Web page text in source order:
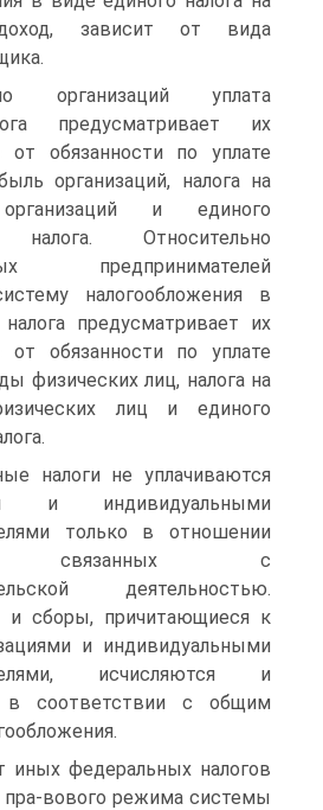
зависит от вида
организаций уплата
предусматривает их
от обязанности по уплате
организаций, налога на
и единого
налога. Относительно
предпринимателей
налогообложения в
предусматривает их
от обязанности по уплате
физических лиц, налога на
лиц и единого
налоги не уплачиваются
и индивидуальными
только в отношении
связанных с
деятельностью.
и сборы, причитающиеся к
и индивидуальными
исчисляются и
в соответствии с общим
иных федеральных налогов
вового режима системы